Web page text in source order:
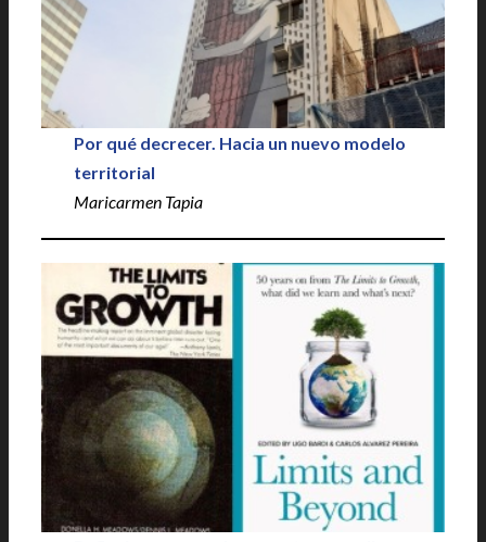
Por qué decrecer. Hacia un nuevo modelo
territorial
Maricarmen Tapia